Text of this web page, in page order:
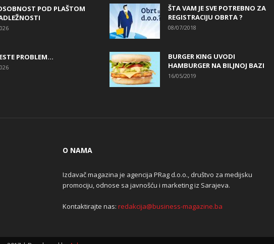
POD PLAŠTOM
PROBLEM…
ŠTA VAM JE SVE POTREBNO ZA
REGISTRACIJU OBRTA ?
08/07/2018
BURGER KING UVODI
HAMBURGER NA BILJNOJ BAZI
16/05/2019
O NAMA
Izdavač magazina je agencija PRag d.o.o., društvo za medijsku
promociju, odnose sa javnošću i marketing iz Sarajeva.
Kontaktirajte nas: redakcija@business-magazine.ba